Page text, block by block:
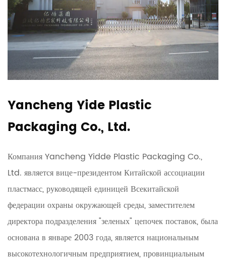
Yancheng Yide Plastic
Packaging Co., Ltd.
Компания Yancheng Yidde Plastic Packaging Co.,
Ltd. является вице-президентом Китайской ассоциации
пластмасс, руководящей единицей Всекитайской
федерации охраны окружающей среды, заместителем
директора подразделения "зеленых" цепочек поставок, была
основана в январе 2003 года, является национальным
высокотехнологичным предприятием, провинциальным